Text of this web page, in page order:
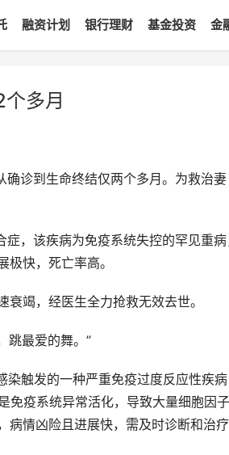
融资计划 银行理财 基金投资 金
多月
确诊到生命终结仅两个多月。为救治妻
，该疾病为免疫系统失控的罕见重
快，死亡率高。
竭，经医生全力抢救无效去世。
跳最爱的舞。”
染触发的一种严重免疫过度反应性疾
免疫系统异常活化，导致大量细胞因子
病情凶险且进展快，需及时诊断和治